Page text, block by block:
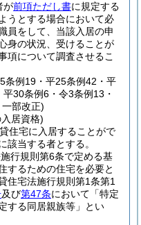
が前項ただし書に規定する
うとする場合において必
員をして、当該入居の申
身の状況、受けることが
項について調査させるこ
条例19・平25条例42・平
30条例6・令3条例13・
部改正)
居資格)
住宅に入居することがで
該当する者とする。
行規則第6条で定める基
するための住宅を必要と
住宅法施行規則第1条第1
及び第47条において「特定
する同居親族等」とい